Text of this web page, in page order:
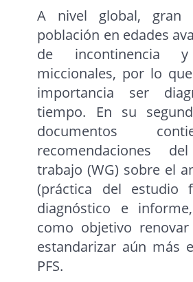
A nivel global, gran
población en edades
de incontinencia y
miccionales, por lo
importancia ser
tiempo. En su
documentos
recomendaciones
trabajo (WG) sobre el
(práctica del estudio
diagnóstico e
como objetivo
estandarizar aún más
PFS.